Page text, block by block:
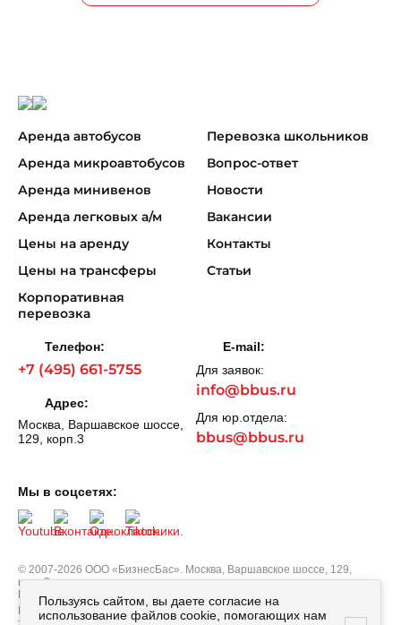
Аренда автобусов
Аренда микроавтобусов
Аренда минивенов
Аренда легковых а/м
Цены на аренду
Цены на трансферы
Корпоративная
перевозка
Перевозка школьников
Вопрос-ответ
Новости
Вакансии
Контакты
Статьи
Телефон:
+7 (495) 661-5755
Адрес:
Москва, Варшавское шоссе,
129, корп.3
E-mail:
Для заявок:
info@bbus.ru
Для юр.отдела:
bbus@bbus.ru
© 2007-2026 ООО «БизнесБас». Москва, Варшавское шоссе, 129,
корп.3.
Все права защищены.
Вся информация, опубликованная на сайте bbus.ru, в т.ч. цены
Мы в соцсетях:
Пользуясь сайтом, вы даете согласие на
использование файлов cookie, помогающих нам